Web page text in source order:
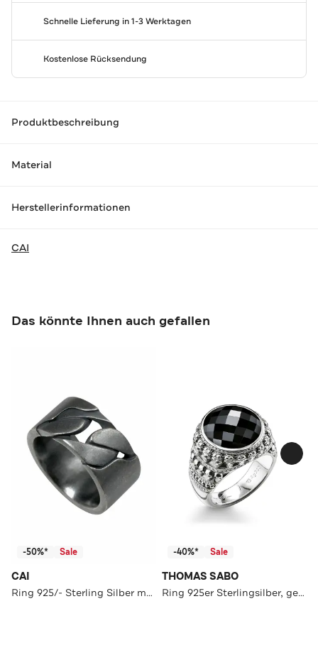
Schnelle Lieferung in 1-3 Werktagen
Kostenlose Rücksendung
Produktbeschreibung
Material
Herstellerinformationen
CAI
Das könnte Ihnen auch gefallen
-50%* Sale
CAI
Ring 925/- Sterling Silber matt oxidiert schwarz silber
-40%* Sale
THOMAS SABO
Ring 925er Sterlingsilber, geschwärzt silber-schwarz